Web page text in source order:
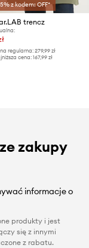
z kodem: OFF*
trencz
regularna: 279,99 zł
cena: 167,99 zł
zakupy
informacje o
produkty i jest
się z innymi
z rabatu.